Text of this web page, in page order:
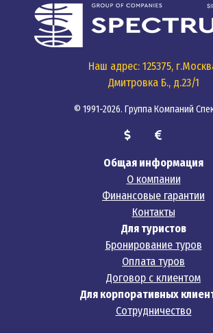
Наш адрес: 125375,
Дмитровка Б., д.23/1
© 1991-2026. Группа Компаний
Общая информация
О компании
Финансовые гарантии
Контакты
Для туристов
Бронирование туров
Оплата туров
Договор с клиентом
Для корпоративных
Сотрудничество